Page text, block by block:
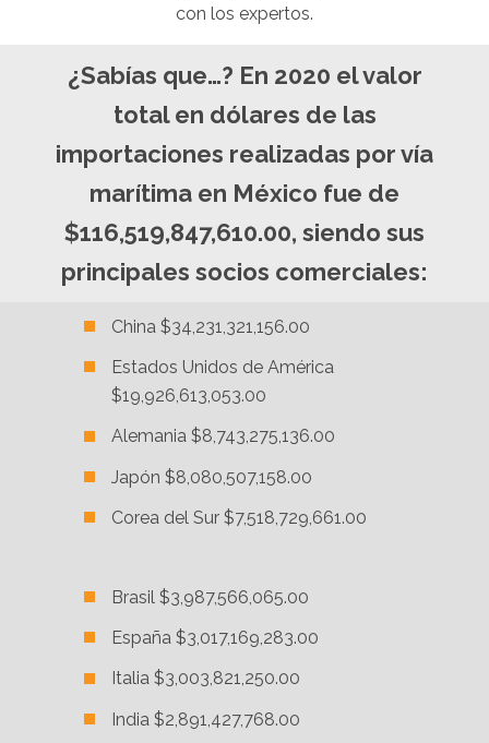
con los expertos.
¿Sabías que…? En 2020 el valor
total en dólares de las
importaciones realizadas por vía
marítima en México fue de
$116,519,847,610.00, siendo sus
principales socios comerciales:
China $34,231,321,156.00
Estados Unidos de América
$19,926,613,053.00
Alemania $8,743,275,136.00
Japón $8,080,507,158.00
Corea del Sur $7,518,729,661.00
Brasil $3,987,566,065.00
España $3,017,169,283.00
Italia $3,003,821,250.00
India $2,891,427,768.00